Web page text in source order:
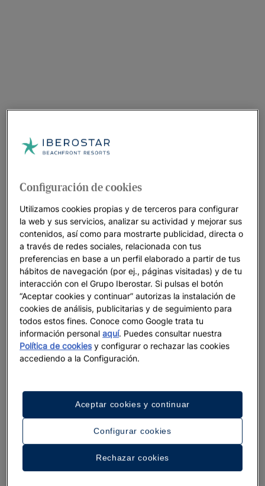
Ver 34 fotos y vídeos
Configuración de cookies
Utilizamos cookies propias y de terceros para configurar
la web y sus servicios, analizar su actividad y mejorar sus
contenidos, así como para mostrarte publicidad, directa o
a través de redes sociales, relacionada con tus
preferencias en base a un perfil elaborado a partir de tus
hábitos de navegación (por ej., páginas visitadas) y de tu
interacción con el Grupo Iberostar. Si pulsas el botón
“Aceptar cookies y continuar” autorizas la instalación de
cookies de análisis, publicitarias y de seguimiento para
todos estos fines. Conoce como Google trata tu
información personalaquí. Puedes consultar nuestra
Política de cookiesy configurar o rechazar las cookies
accediendo a la Configuración.
Configurar cookies
Rechazar cookies
Aceptar cookies y continuar